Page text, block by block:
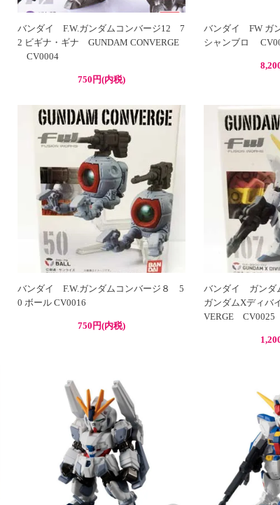
バンダイ F.W.ガンダムコンバージ12 7
2 ビギナ・ギナ GUNDAM CONVERGE
CV0004
750円(内税)
バンダイ FW ガ
シャンブロ
バンダイ F.W.ガンダムコンバージ８ 5
0 ボール CV0016
750円(内税)
バンダイ ガンダ
ガンダムXディバ
VERGE CV0025